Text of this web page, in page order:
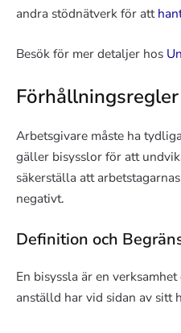
andra stödnätverk för att
Besök för mer detaljer hos
Arbetsgivare måste ha
gäller bisysslor för att
säkerställa att
negativt.
Definition och
En bisyssla är en
anställd har vid sidan av sitt